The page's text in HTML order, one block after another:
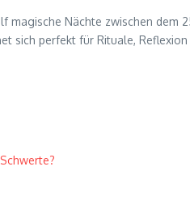
magische Nächte zwischen dem
sich perfekt für Rituale,